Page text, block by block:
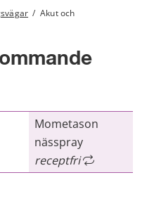
/ Akut och
Mometason
nässpray
receptfri